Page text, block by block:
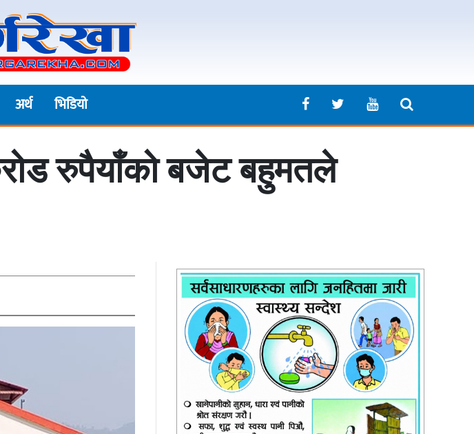
अर्थ भिडियाे
रुपैयाँको बजेट बहुमतले